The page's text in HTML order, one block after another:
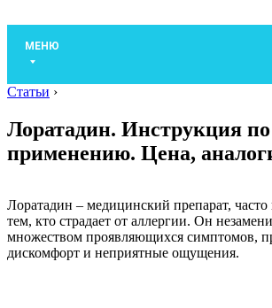
МЕНЮ
Статьи ›
Лоратадин. Инструкция по
применению. Цена,
Лоратадин – медицинский препарат,
тем, кто страдает от аллергии. Он
множеством проявляющихся симптомов,
дискомфорт и неприятные ощущения.